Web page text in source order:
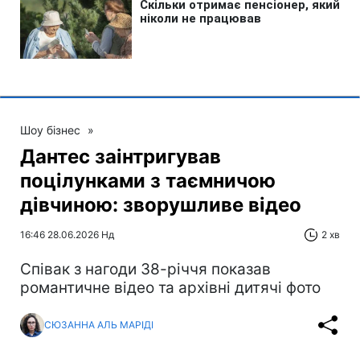
Шоу бізнес »
Дантес заінтригував
поцілунками з таємничою
дівчиною: зворушливе відео
16:46 28.06.2026 Нд 2 хв
Співак з нагоди 38-річчя показав
романтичне відео та архівні дитячі фото
СЮЗАННА АЛЬ МАРІДІ